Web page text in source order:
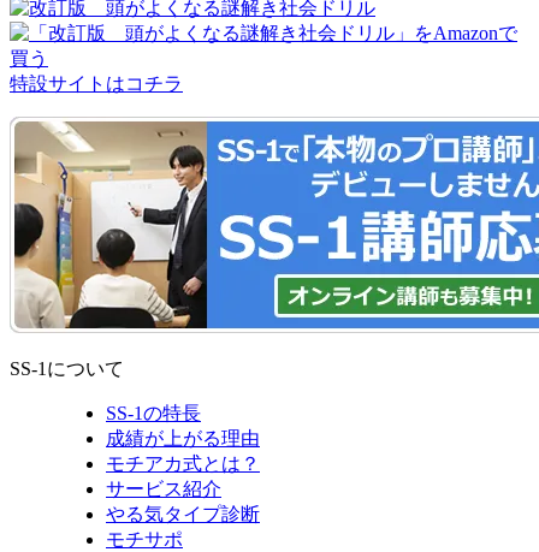
特設サイトはコチラ
SS-1について
SS-1の特長
成績が上がる理由
モチアカ式とは？
サービス紹介
やる気タイプ診断
モチサポ